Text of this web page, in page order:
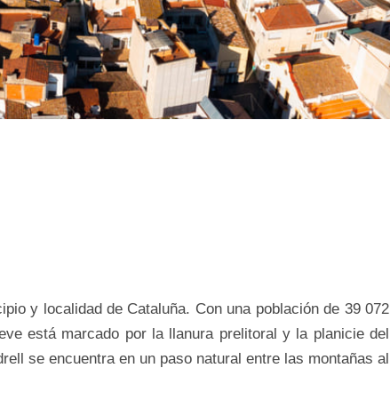
y localidad de Cataluña. Con una población de 39 072
está marcado por la llanura prelitoral y la planicie del
se encuentra en un paso natural entre las montañas al